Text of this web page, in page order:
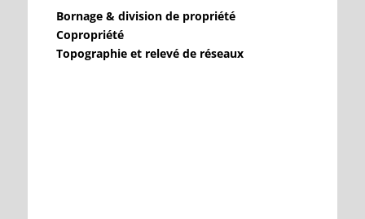
Bornage & division de propriété
Copropriété
Topographie et relevé de réseaux